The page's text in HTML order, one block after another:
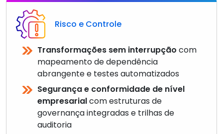
Risco e Controle
Transformações sem interrupção com
mapeamento de dependência
abrangente e testes automatizados
Segurança e conformidade de nível
empresarialcom estruturas de
governança integradas e trilhas de
auditoria